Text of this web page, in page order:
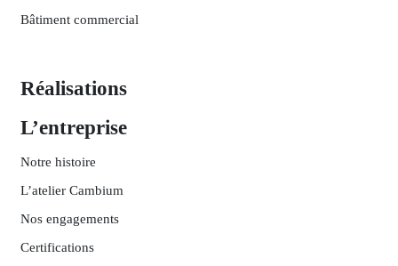
Bâtiment commercial
Réalisations
L’entreprise
Notre histoire
L’atelier Cambium
Nos engagements
Certifications